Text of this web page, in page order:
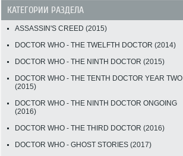
КАТЕГОРИИ РАЗДЕЛА
ASSASSIN'S CREED (2015)
DOCTOR WHO - THE TWELFTH DOCTOR (2014)
DOCTOR WHO - THE NINTH DOCTOR (2015)
DOCTOR WHO - THE TENTH DOCTOR YEAR TWO
(2015)
DOCTOR WHO - THE NINTH DOCTOR ONGOING
(2016)
DOCTOR WHO - THE THIRD DOCTOR (2016)
DOCTOR WHO - GHOST STORIES (2017)